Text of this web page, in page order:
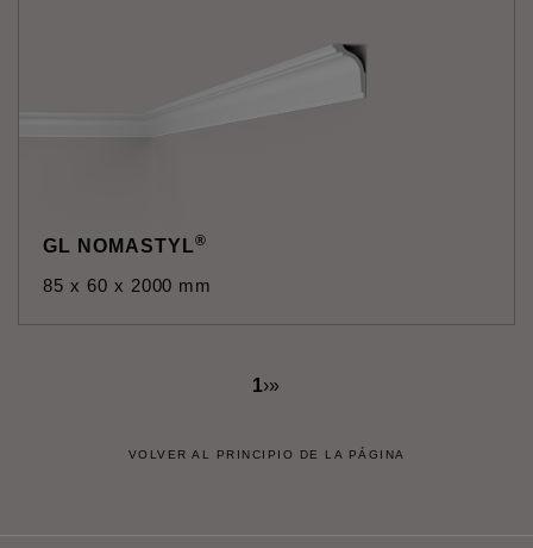
GL NOMASTYL®
85 x 60 x 2000 mm
1›»
VOLVER AL PRINCIPIO DE LA PÁGINA